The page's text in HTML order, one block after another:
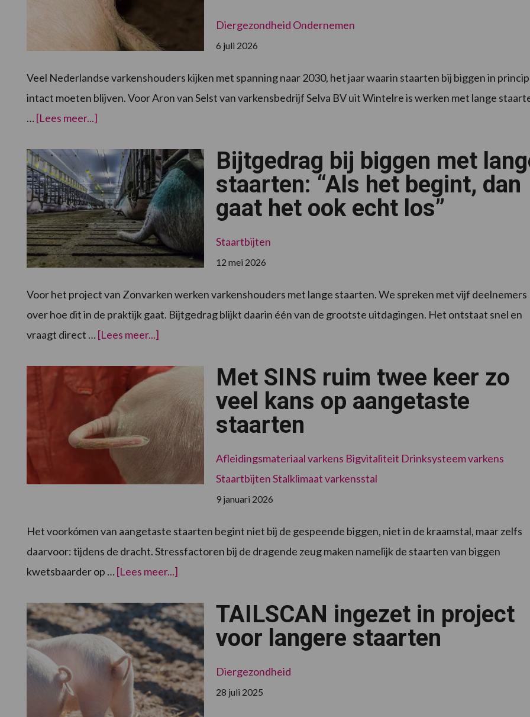
Diergezondheid Ondernemen
6 juli 2026
Veel Nederlandse varkenshouders kijken met spanning naar 2030, het jaar waarin staarten bij biggen in
intact moeten blijven. Voor Aron van Selst van varkensbedrijf Selva BV uit Wintelre is werken met lange
… [Lees meer...]overVijf
jaar
“Het
scheelt
een
extra
handeling
en
een
stressmoment”
Bijtgedrag bij biggen met
staarten: “Als het begint, dan
gaat het ook echt los”
Staartbijten
12 mei 2026
Voor het project van Zonvarken werken varkenshouders met lange staarten. We spreken met vijf deelnemers
over hoe dit in de praktijk gaat. Bijtgedrag blijkt daarin één van de grootste uitdagingen. Het ontstaat snel en
vraagt direct … [Lees meer...]overBijtgedrag
bij
lange
het
begint,
dan
gaat
het
ook
echt
Met SINS ruim twee keer zo
veel kans op aangetaste
staarten
Afleidingsmateriaal varkens Bigvitaliteit Drinksysteem varkens
StaartbijtenStalklimaat varkensstal
9 januari 2026
Het voorkómen van aangetaste staarten begint niet bij de gespeende biggen, niet in de kraamstal, maar zelfs
daarvoor: tijdens de dracht. Stressfactoren bij de dragende zeug maken namelijk de staarten van biggen
kwetsbaarder op … [Lees meer...]overMet
SINS
keer
zo
veel
kans
op
aangetaste
staarten
TAILSCAN ingezet in project
voor langere staarten
Diergezondheid
28 juli 2025